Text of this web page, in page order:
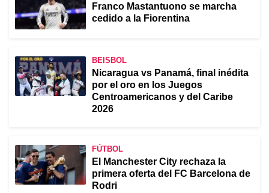
Franco Mastantuono se marcha
cedido a la Fiorentina
BEISBOL
Nicaragua vs Panamá, final inédita
por el oro en los Juegos
Centroamericanos y del Caribe
2026
FÚTBOL
El Manchester City rechaza la
primera oferta del FC Barcelona de
Rodri